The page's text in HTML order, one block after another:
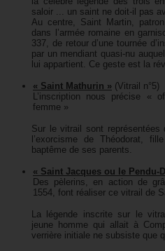
saloir ... un saint ne doit-il pas
Au centre, Saint Martin,
dans l’armée romaine en
337, de retour d’une tournée
par un mendiant quasi-nu
lui appartient. Ce geste est la
« Saint Mathurin » (Vitrail n°5)
L’inscription nous précise «
femme »
Sur le vitrail sont
l’exorcisme de Théodorat,
baptême de ses parents.
« Saint Jacques ou le Pendu-
Des pèlerins, en action de
1554, font réaliser ce vitrail de
La légende inscrite sur le
jeune homme qui allait à
verrière initiale ne subsiste que